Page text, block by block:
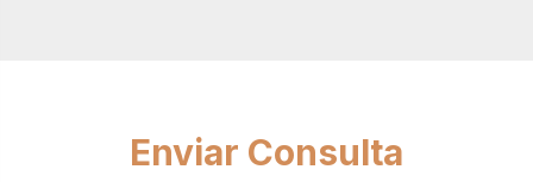
Enviar Consulta